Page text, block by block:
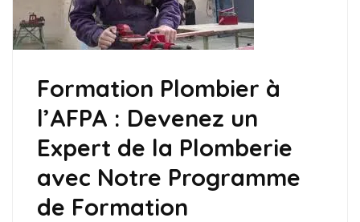
Formation Plombier à
l’AFPA : Devenez un
Expert de la Plomberie
avec Notre Programme
de Formation